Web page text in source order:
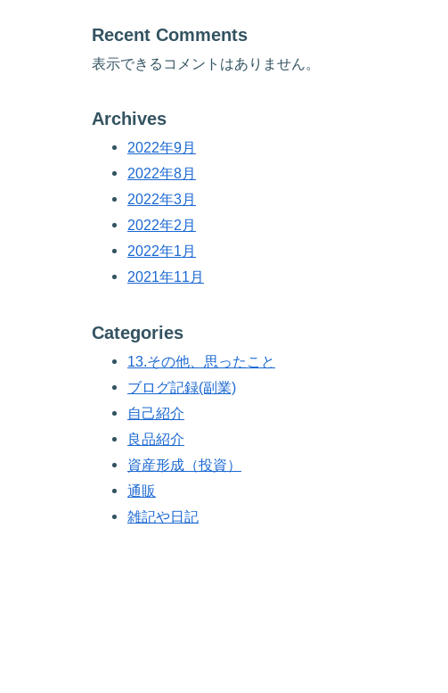
Recent Comments
表示できるコメントはありません。
Archives
2022年9月
2022年8月
2022年3月
2022年2月
2022年1月
2021年11月
Categories
13.その他、思ったこと
ブログ記録(副業)
自己紹介
良品紹介
資産形成（投資）
通販
雑記や日記